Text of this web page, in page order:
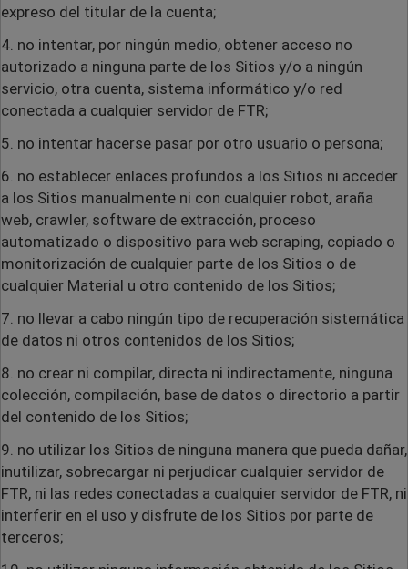
expreso del titular de la cuenta;
4. no intentar, por ningún medio, obtener acceso no
autorizado a ninguna parte de los Sitios y/o a ningún
servicio, otra cuenta, sistema informático y/o red
conectada a cualquier servidor de FTR;
5. no intentar hacerse pasar por otro usuario o persona;
6. no establecer enlaces profundos a los Sitios ni acceder
a los Sitios manualmente ni con cualquier robot, araña
web, crawler, software de extracción, proceso
automatizado o dispositivo para web scraping, copiado o
monitorización de cualquier parte de los Sitios o de
cualquier Material u otro contenido de los Sitios;
7. no llevar a cabo ningún tipo de recuperación sistemática
de datos ni otros contenidos de los Sitios;
8. no crear ni compilar, directa ni indirectamente, ninguna
colección, compilación, base de datos o directorio a partir
del contenido de los Sitios;
9. no utilizar los Sitios de ninguna manera que pueda dañar,
inutilizar, sobrecargar ni perjudicar cualquier servidor de
FTR, ni las redes conectadas a cualquier servidor de FTR, ni
interferir en el uso y disfrute de los Sitios por parte de
terceros;